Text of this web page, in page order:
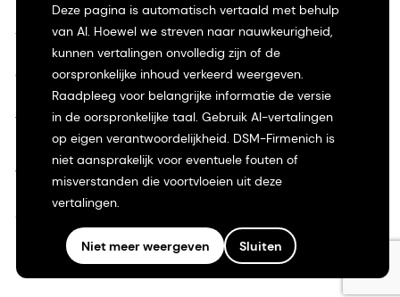
Deze pagina is automatisch vertaald met behulp
van AI. Hoewel we streven naar nauwkeurigheid,
kunnen vertalingen onvolledig zijn of de
oorspronkelijke inhoud verkeerd weergeven.
Raadpleeg voor belangrijke informatie de versie
in de oorspronkelijke taal. Gebruik AI-vertalingen
op eigen verantwoordelijkheid. DSM-Firmenich is
niet aansprakelijk voor eventuele fouten of
misverstanden die voortvloeien uit deze
vertalingen.
Niet meer weergeven Sluiten
Algemene voorwaarden
Californië Transparantie
Toegankelijkheidsverklaring
Juridische informatie
Sitemap